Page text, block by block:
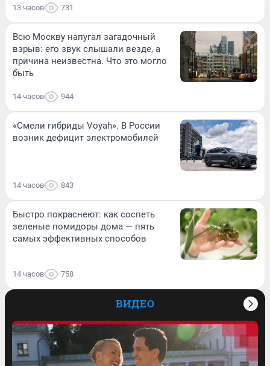
13 часов 731
Всю Москву напугал загадочный
взрыв: его звук слышали везде, а
причина неизвестна. Что это могло
быть
14 часов 944
«Смели гибриды Voyah». В России
возник дефицит электромобилей
14 часов 843
Быстро покраснеют: как соспеть
зеленые помидоры дома — пять
самых эффективных способов
14 часов 758
ВИДЕО